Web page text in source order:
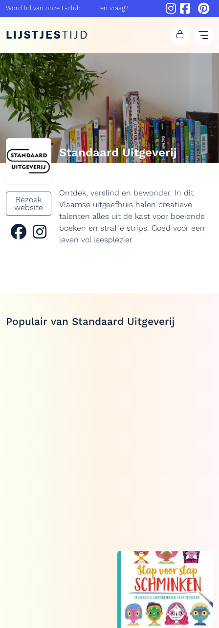
Word lid van onze L-club Een vraag?
LIJSTJESTIJD
Bezoek
website
Standaard Uitgeverij
Ontdek, verslind en bewonder. In dit
Vlaamse uitgeefhuis halen creatieve
talenten alles uit de kast voor boeiende
boeken en straffe strips. Goed voor een
leven vol leesplezier.
Populair van Standaard Uitgeverij